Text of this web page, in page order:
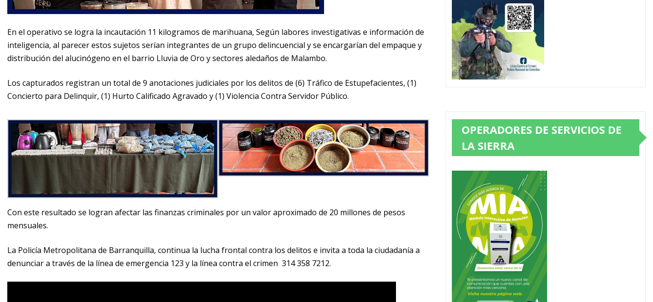
En el operativo se logra la incautación 11 kilogramos de marihuana, Según labores investigativas e información de
inteligencia, al parecer estos sujetos serían integrantes de un grupo delincuencial y se encargarían del empaque y
distribución del alucinógeno en el barrio Lluvia de Oro y sectores aledaños de Malambo.
Los capturados registran un total de 9 anotaciones judiciales por los delitos de (6) Tráfico de Estupefacientes, (1)
Concierto para Delinquir, (1) Hurto Calificado Agravado y (1) Violencia Contra Servidor Público.
Con este resultado se logran afectar las finanzas criminales por un valor aproximado de 20 millones de pesos
mensuales.
La Policía Metropolitana de Barranquilla, continua la lucha frontal contra los delitos e invita a toda la ciudadanía a
denunciar a través de la línea de emergencia 123 y la línea contra el crimen 314 358 7212.
OPERADORES DE SERVICIOS DE
LA SIERRA